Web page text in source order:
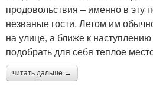
продовольствия – именно в эту
незваные гости. Летом им
на улице, а ближе к
подобрать для себя теплое
читать дальше →